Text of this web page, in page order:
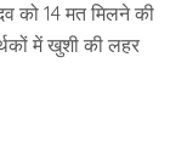
को 14 मत मिलने की
में खुशी की लहर